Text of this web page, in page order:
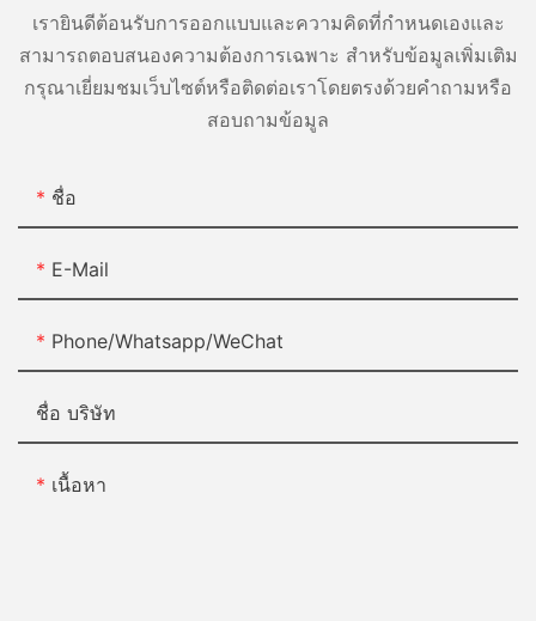
เรายินดีต้อนรับการออกแบบและความคิดที่กำหนดเองและ
สามารถตอบสนองความต้องการเฉพาะ สำหรับข้อมูลเพิ่มเติม
กรุณาเยี่ยมชมเว็บไซต์หรือติดต่อเราโดยตรงด้วยคำถามหรือ
สอบถามข้อมูล
ชื่อ
E-Mail
Phone/Whatsapp/WeChat
ชื่อ บริษัท
เนื้อหา